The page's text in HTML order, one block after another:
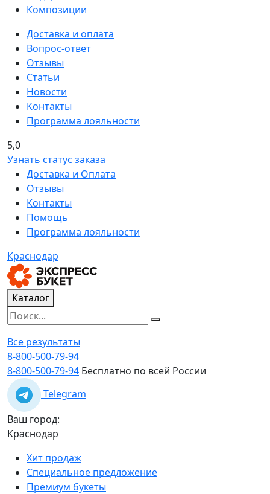
Композиции
Доставка и оплата
Вопрос-ответ
Отзывы
Статьи
Новости
Контакты
Программа лояльности
5,0
Узнать статус заказа
Доставка и Оплата
Отзывы
Контакты
Помощь
Программа лояльности
Краснодар
Каталог
Все результаты
8-800-500-79-94
8-800-500-79-94 Бесплатно по всей России
Telegram
Ваш город:
Краснодар
Хит продаж
Специальное предложение
Премиум букеты